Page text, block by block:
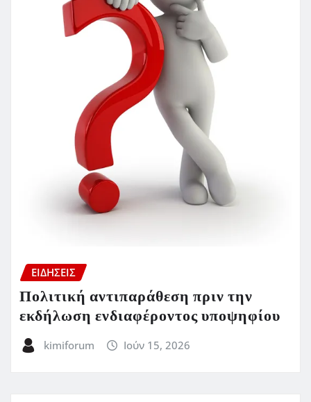
ΕΙΔΗΣΕΙΣ
Πολιτική αντιπαράθεση πριν την
εκδήλωση ενδιαφέροντος υποψηφίου
kimiforum Ιούν 15, 2026